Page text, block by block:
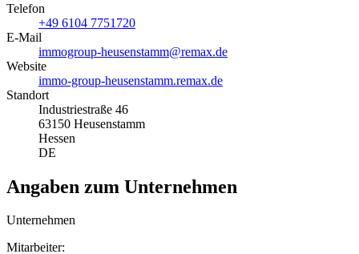
Telefon
+49 6104 7751720
E-Mail
immogroup-heusenstamm@remax.de
Website
immo-group-heusenstamm.remax.de
Standort
Industriestraße 46
63150 Heusenstamm
Hessen
DE
Angaben zum Unternehmen
Unternehmen
Mitarbeiter: